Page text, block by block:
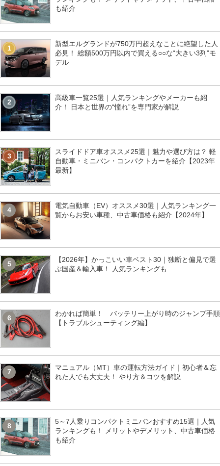
も紹介
1
新型エルグランドが750万円超えなことに絶望した人
必見！ 総額500万円以内で買える○○な“大きい3列”モ
デル
2
高級車一覧25選｜人気ランキングやメーカーも紹
介！ 日本と世界の“憧れ”を専門家が解説
3
スライドドア車オススメ25選｜魅力や選び方は？ 軽
自動車・ミニバン・コンパクトカーを紹介【2023年
最新】
4
電気自動車（EV）オススメ30選｜人気ランキング一
覧からお安い車種、中古車価格も紹介【2024年】
5
【2026年】かっこいい車ベスト30｜独断と偏見で選
ぶ国産＆輸入車！ 人気ランキングも
6
わかれば簡単！ バッテリー上がり時のジャンプ手順
【トラブルシューティング編】
7
マニュアル（MT）車の運転方法ガイド｜初心者＆忘
れた人でも大丈夫！ やり方＆コツを解説
8
5～7人乗りコンパクトミニバンおすすめ15選｜人気
ランキングも！ メリットやデメリット、中古車価格
も紹介